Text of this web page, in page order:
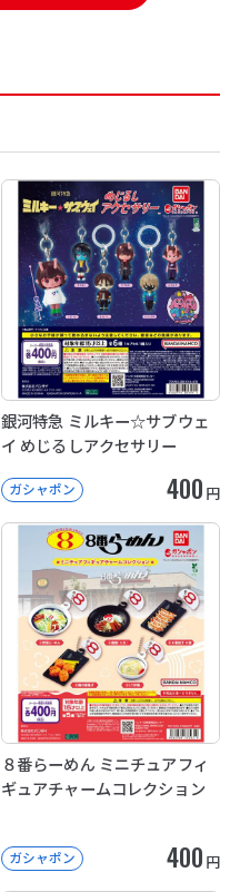
銀河特急 ミルキー☆サブウェ
イ めじるしアクセサリー
ガシャポン 400 円
８番らーめん ミニチュアフィ
ギュアチャームコレクション
ガシャポン 400 円